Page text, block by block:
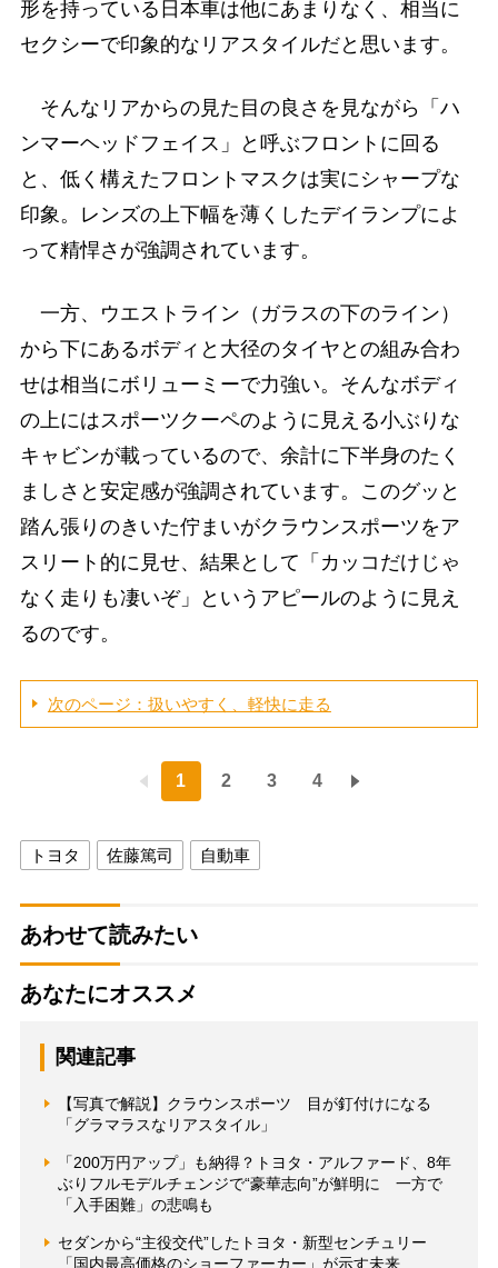
形を持っている日本車は他にあまりなく、相当に
セクシーで印象的なリアスタイルだと思います。
そんなリアからの見た目の良さを見ながら「ハ
ンマーヘッドフェイス」と呼ぶフロントに回る
と、低く構えたフロントマスクは実にシャープな
印象。レンズの上下幅を薄くしたデイランプによ
って精悍さが強調されています。
一方、ウエストライン（ガラスの下のライン）
から下にあるボディと大径のタイヤとの組み合わ
せは相当にボリューミーで力強い。そんなボディ
の上にはスポーツクーペのように見える小ぶりな
キャビンが載っているので、余計に下半身のたく
ましさと安定感が強調されています。このグッと
踏ん張りのきいた佇まいがクラウンスポーツをア
スリート的に見せ、結果として「カッコだけじゃ
なく走りも凄いぞ」というアピールのように見え
るのです。
次のページ：扱いやすく、軽快に走る
1 2 3 4
トヨタ 佐藤篤司 自動車
あわせて読みたい
あなたにオススメ
関連記事
【写真で解説】クラウンスポーツ 目が釘付けになる
「グラマラスなリアスタイル」
「200万円アップ」も納得？トヨタ・アルファード、8年
ぶりフルモデルチェンジで“豪華志向”が鮮明に 一方で
「入手困難」の悲鳴も
セダンから“主役交代”したトヨタ・新型センチュリー
「国内最高価格のショーファーカー」が示す未来